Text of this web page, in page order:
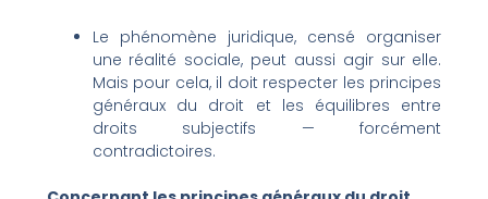
Le phénomène juridique, censé organiser
une réalité sociale, peut aussi agir sur elle.
Mais pour cela, il doit respecter les principes
généraux du droit et les équilibres entre
droits subjectifs — forcément
contradictoires.